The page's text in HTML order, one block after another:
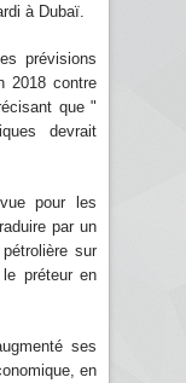
à Dubaï.
prévisions
2018 contre
que "
devrait
pour les
par un
sur
préteur en
ses
en